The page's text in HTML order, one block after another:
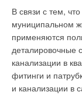
В связи с тем,
муниципальном
применяются
деталировочные
канализации в
фитинги и
и канализации в
Принцип
Для того, чтобы
потолочного
представлена